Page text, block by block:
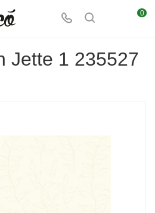
0
Jette 1 235527